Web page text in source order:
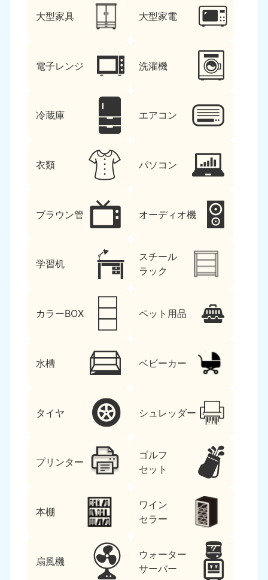
大型家具 大型家電
電子レンジ 洗濯機
冷蔵庫 エアコン
衣類 パソコン
ブラウン管 オーディオ機
学習机
スチール
ラック
カラーBOX ペット用品
水槽 ベビーカー
タイヤ シュレッダー
プリンター
ゴルフ
セット
本棚
ワイン
セラー
扇風機
ウォーター
サーバー